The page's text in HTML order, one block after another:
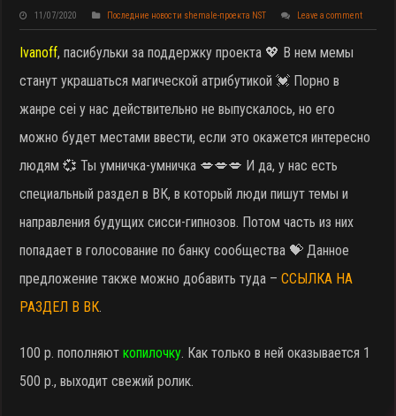
11/07/2020 Последние новости shemale-проекта NST Leave a comment
Ivanoff, пасибульки за поддержку проекта 💖 В нем мемы
станут украшаться магической атрибутикой 💓 Порно в
жанре cei у нас действительно не выпускалось, но его
можно будет местами ввести, если это окажется интересно
людям 💞 Ты умничка-умничка 💋💋💋 И да, у нас есть
специальный раздел в ВК, в который люди пишут темы и
направления будущих сисси-гипнозов. Потом часть из них
попадает в голосование по банку сообщества 💝 Данное
предложение также можно добавить туда –ССЫЛКА НА
РАЗДЕЛ В ВК.
100 р. пополняют копилочку. Как только в ней оказывается 1
500 р., выходит свежий ролик.